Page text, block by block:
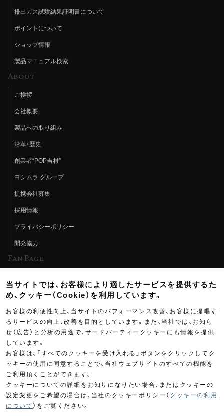
排出ガス試験結果証明書について
ポイントについて
ショップ情報
製品マニュアル検索
About
ご挨拶
会社概要
製品への取り組み
沿革・歴史
創業者“POP吉村”
ヨシムラ グループ
提携会社募集
採用情報
プライバシーポリシー
開発協力
Fan Page
ヨシムラTV
イベント情報
イベントスケジュール
ツーリングブレイクタイム
製品ポスター
当サイトでは、お客様により適したサービスを提供するた
め、クッキー（Cookie）を利用しています。
お客様の利便性向上、当サイトのパフォーマンス改善、お客様に提唱す
るサービスの向上、改善を目的としています。また、当社では、お知ら
せ（広告）と分析の用途で、サードパーティークッキーにも情報を提供
しています。
お客様は、「すべてのクッキーを受け入れる」ボタンをクリックしてク
ッキーの使用に同意することで、当社ウェブサイトのすべての機能を
ご利用頂くことができます。
クッキーについての詳細をお知りになりたい場合、またはクッキーの
設定変更をご希望の場合は、当社のクッキーポリシー（ クッキーの利用
について ）をご覧ください。